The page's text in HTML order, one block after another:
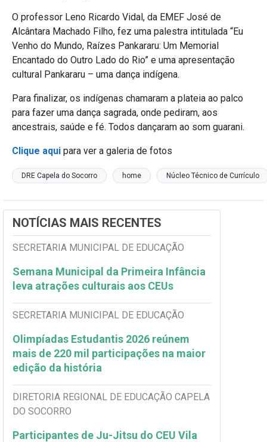
O professor Leno Ricardo Vidal, da EMEF José de
Alcântara Machado Filho, fez uma palestra intitulada “Eu
Venho do Mundo, Raízes Pankararu: Um Memorial
Encantado do Outro Lado do Rio” e uma apresentação
cultural Pankararu – uma dança indígena.
Para finalizar, os indígenas chamaram a plateia ao palco
para fazer uma dança sagrada, onde pediram, aos
ancestrais, saúde e fé. Todos dançaram ao som guarani.
Clique aqui para ver a galeria de fotos
DRE Capela do Socorro home Núcleo Técnico de Currículo
NOTÍCIAS MAIS RECENTES
SECRETARIA MUNICIPAL DE EDUCAÇÃO
Semana Municipal da Primeira Infância
leva atrações culturais aos CEUs
SECRETARIA MUNICIPAL DE EDUCAÇÃO
Olimpíadas Estudantis 2026 reúnem
mais de 220 mil participações na maior
edição da história
DIRETORIA REGIONAL DE EDUCAÇÃO CAPELA
DO SOCORRO
Participantes de Ju-Jitsu do CEU Vila